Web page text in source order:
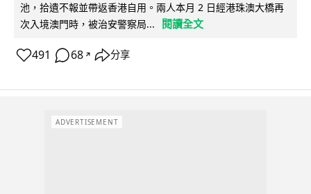
池，拾遺不報並帶返香港自用。兩人本月 2 日經港珠澳大橋再
次入境澳門時，被治安警察局...
閱讀全文
491 68 ↗ 分享
ADVERTISEMENT